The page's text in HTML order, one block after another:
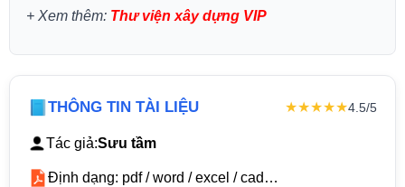
+ Xem thêm: Thư viện xây dựng VIP
THÔNG TIN TÀI LIỆU ★★★★★4.5/5
Tác giả:Sưu tầm
Định dạng: pdf / word / excel / cad…